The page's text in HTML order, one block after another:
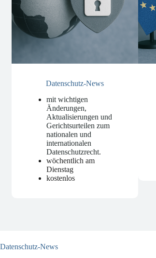
Datenschutz-News
mit wichtigen
Änderungen,
Aktualisierungen und
Gerichtsurteilen zum
nationalen und
internationalen
Datenschutzrecht.
wöchentlich am
Dienstag
kostenlos
Datenschutz-News